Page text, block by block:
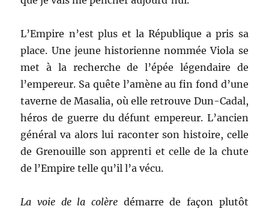
L’Empire n’est plus et la République a pris sa
place. Une jeune historienne nommée Viola se
met à la recherche de l’épée légendaire de
l’empereur. Sa quête l’amène au fin fond d’une
taverne de Masalia, où elle retrouve Dun-Cadal,
héros de guerre du défunt empereur. L’ancien
général va alors lui raconter son histoire, celle
de Grenouille son apprenti et celle de la chute
de l’Empire telle qu’il l’a vécu.
La voie de la colère démarre de façon plutôt